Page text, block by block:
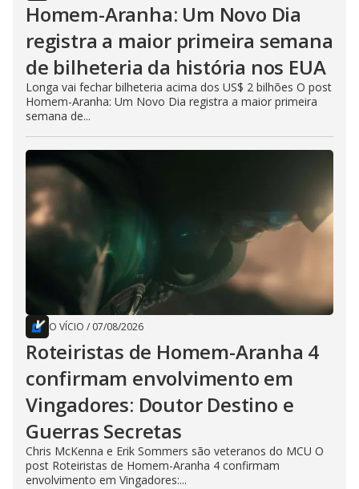
Homem-Aranha: Um Novo Dia
registra a maior primeira semana
de bilheteria da história nos EUA
Longa vai fechar bilheteria acima dos US$ 2 bilhões O post
Homem-Aranha: Um Novo Dia registra a maior primeira
semana de...
O VÍCIO / 07/08/2026
Roteiristas de Homem-Aranha 4
confirmam envolvimento em
Vingadores: Doutor Destino e
Guerras Secretas
Chris McKenna e Erik Sommers são veteranos do MCU O
post Roteiristas de Homem-Aranha 4 confirmam
envolvimento em Vingadores:...